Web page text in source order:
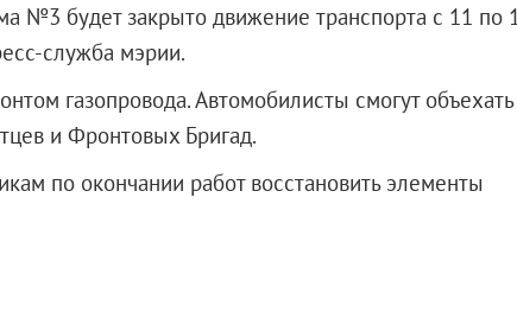
№3 будет закрыто движение транспорта с 11 по
служба мэрии.
газопровода. Автомобилисты смогут объехать
и Фронтовых Бригад.
по окончании работ восстановить элементы